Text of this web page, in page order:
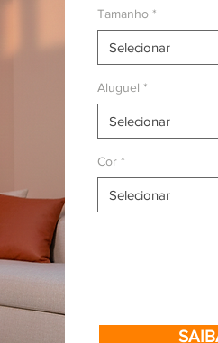
Tamanho *
Selecionar
Aluguel *
Selecionar
Cor *
Selecionar